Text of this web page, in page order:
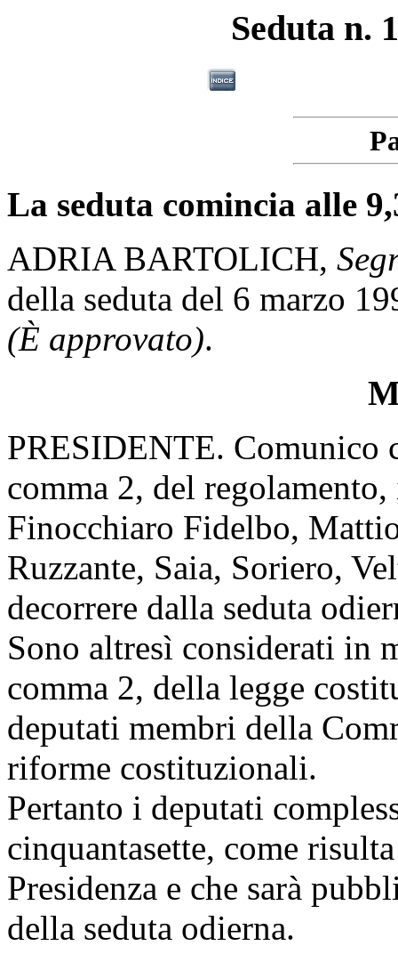
Seduta n.
La seduta comincia alle
ADRIA BARTOLICH,
della seduta del 6 marzo
(È approvato).
PRESIDENTE. Comunico
comma 2, del
Finocchiaro Fidelbo,
Ruzzante, Saia, Soriero,
decorrere dalla seduta
Sono altresì considerati in
comma 2, della legge
deputati membri della
riforme costituzionali.
Pertanto i deputati
cinquantasette, come
Presidenza e che sarà
della seduta odierna.